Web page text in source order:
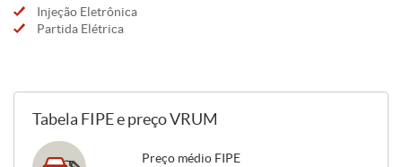
Injeção Eletrônica
Partida Elétrica
Tabela FIPE e preço VRUM
Preço médio FIPE